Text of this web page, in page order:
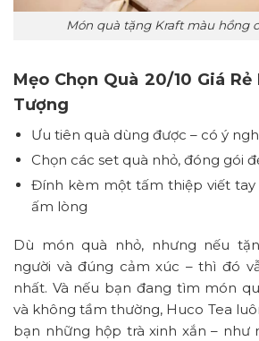
Món quà tặng Kraft màu hồng
Mẹo Chọn Quà 20/10 Giá Rẻ
Tượng
Ưu tiên quà dùng được – có ý
Chọn các set quà nhỏ, đóng gói
Đính kèm một tấm thiệp viết
ấm lòng
Dù món quà nhỏ, nhưng nếu
người và đúng cảm xúc – thì đó
nhất. Và nếu bạn đang tìm món
và không tầm thường, Huco Tea
bạn những hộp trà xinh xắn – như